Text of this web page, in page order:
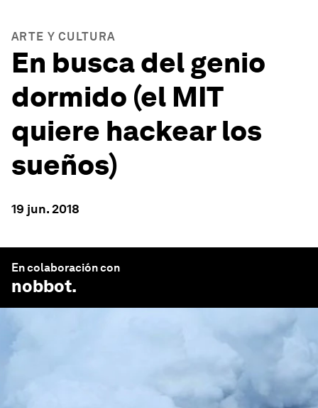
ARTE Y CULTURA
En busca del genio
dormido (el MIT
quiere hackear los
sueños)
19 jun. 2018
En colaboración con
nobbot.